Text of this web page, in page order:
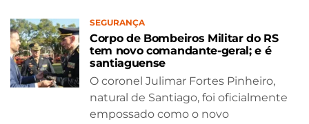
SEGURANÇA
Corpo de Bombeiros Militar do RS
tem novo comandante-geral; e é
santiaguense
O coronel Julimar Fortes Pinheiro,
natural de Santiago, foi oficialmente
empossado como o novo